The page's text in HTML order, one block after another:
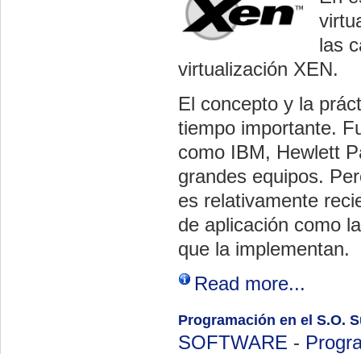
las
virtualización XEN.
El concepto y la
tiempo importante.
como IBM, Hewlett
grandes equipos.
es relativamente
de aplicación como
que la implementan.
Read more...
Programación en el S.O.
SOFTWARE -